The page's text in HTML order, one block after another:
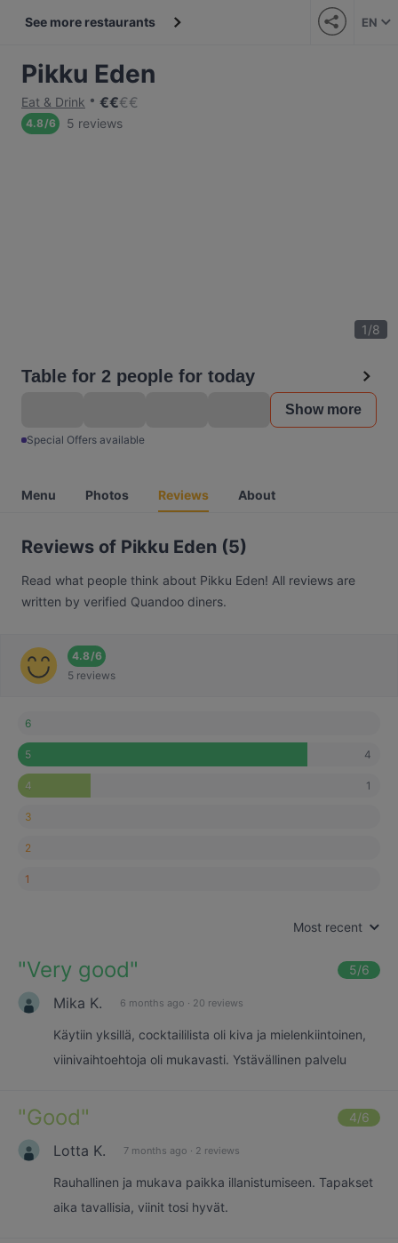
See more restaurants EN
Pikku Eden
Eat & Drink €€€€
4.8/6 5 reviews
1/8
Table for 2 people for today
Show more
Special Offers available
Menu Photos Reviews About
Reviews of Pikku Eden (5)
Read what people think about Pikku Eden! All reviews are
written by verified Quandoo diners.
4.8/6
5 reviews
6
5 4
4 1
3
2
1
Most recent
"Very good" 5/6
Mika K. 6 months ago · 20 reviews
Käytiin yksillä, cocktaililista oli kiva ja mielenkiintoinen,
viinivaihtoehtoja oli mukavasti. Ystävällinen palvelu
"Good" 4/6
Lotta K. 7 months ago · 2 reviews
Rauhallinen ja mukava paikka illanistumiseen. Tapakset
aika tavallisia, viinit tosi hyvät.